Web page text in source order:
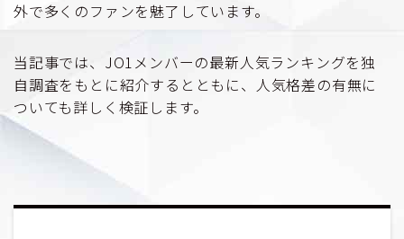
外で多くのファンを魅了しています。
当記事では、JO1メンバーの最新人気ランキングを独
自調査をもとに紹介するとともに、人気格差の有無に
ついても詳しく検証します。